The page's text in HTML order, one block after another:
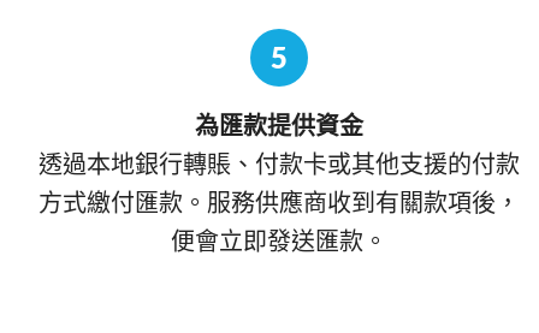
5
為匯款提供資金
透過本地銀行轉賬、付款卡或其他支援的付款
方式繳付匯款。服務供應商收到有關款項後，
便會立即發送匯款。